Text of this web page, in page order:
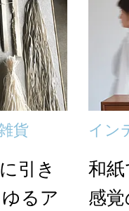
貨
引き
るア
イン
和
感